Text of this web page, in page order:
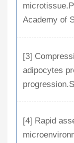
Academy of
[3]
adipocytes
[4] Rapid